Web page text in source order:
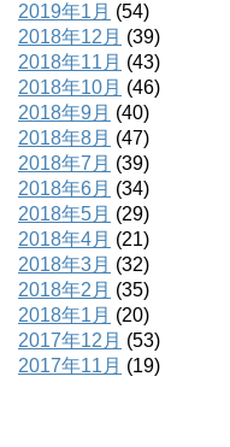
2019年1月 (54)
2018年12月 (39)
2018年11月 (43)
2018年10月 (46)
2018年9月 (40)
2018年8月 (47)
2018年7月 (39)
2018年6月 (34)
2018年5月 (29)
2018年4月 (21)
2018年3月 (32)
2018年2月 (35)
2018年1月 (20)
2017年12月 (53)
2017年11月 (19)